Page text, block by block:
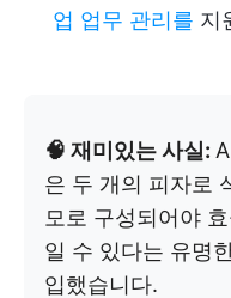
업 업무 관리를 지
🧠 재미있는 사실:
은 두 개의 피자로
모로 구성되어야
일 수 있다는 유명
입했습니다.